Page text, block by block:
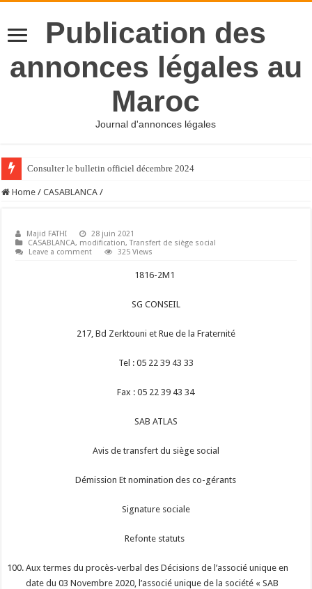
Publication des
annonces légales au
Maroc
Journal d'annonces légales
Consulter le bulletin officiel décembre 2024
Home / CASABLANCA /
Majid FATHI
28 juin 2021
CASABLANCA, modification,Transfert de siège social
Leave a comment
325 Views
1816-2M1
SG CONSEIL
217, Bd Zerktouni et Rue de la Fraternité
Tel : 05 22 39 43 33
Fax : 05 22 39 43 34
SAB ATLAS
Avis de transfert du siège social
Démission Et nomination des co-gérants
Signature sociale
Refonte statuts
Aux termes du procès-verbal des Décisions de l’associé unique en
date du 03 Novembre 2020, l’associé unique de la société « SAB